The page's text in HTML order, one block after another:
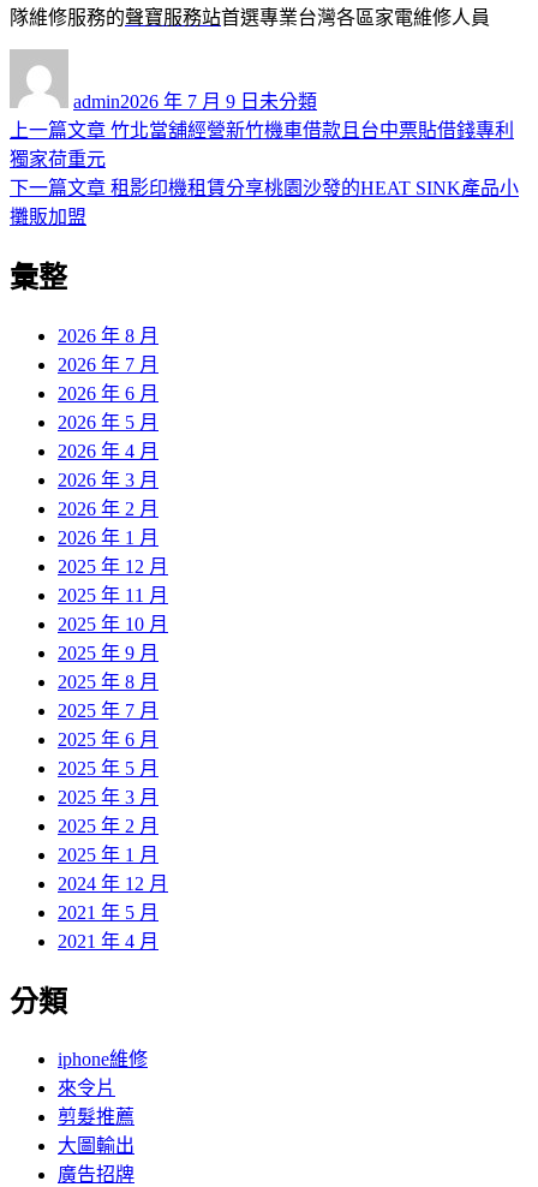
隊維修服務的聲寶服務站首選專業台灣各區家電維修人員
admin佈
日
2026 年 7 月 9 日 類
未分類
文
章
導
覽
上一篇文章 上
篇
竹北當舖經營新竹機車借款且台中票貼借錢專利
獨家荷重元
下一篇文章 下
租影印機租賃分享桃園沙發的HEAT SINK產品小
攤販加盟
彙整
2026 年 8 月
2026 年 7 月
2026 年 6 月
2026 年 5 月
2026 年 4 月
2026 年 3 月
2026 年 2 月
2026 年 1 月
2025 年 12 月
2025 年 11 月
2025 年 10 月
2025 年 9 月
2025 年 8 月
2025 年 7 月
2025 年 6 月
2025 年 5 月
2025 年 3 月
2025 年 2 月
2025 年 1 月
2024 年 12 月
2021 年 5 月
2021 年 4 月
分類
iphone維修
來令片
剪髮推薦
大圖輸出
廣告招牌